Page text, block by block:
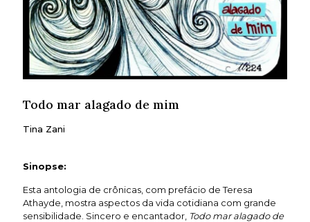
Todo mar alagado de mim
Tina Zani
Sinopse:
Esta antologia de crônicas, com prefácio de Teresa
Athayde, mostra aspectos da vida cotidiana com grande
sensibilidade. Sincero e encantador, Todo mar alagado de